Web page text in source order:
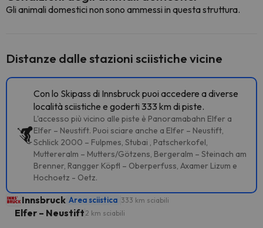
Gli animali domestici non sono ammessi in questa struttura.
Distanze dalle stazioni sciistiche vicine
Con lo Skipass di Innsbruck puoi accedere a diverse
località sciistiche e goderti 333 km di piste.
L'accesso più vicino alle piste è Panoramabahn Elfer a
Elfer – Neustift. Puoi sciare anche a Elfer – Neustift,
Schlick 2000 – Fulpmes, Stubai , Patscherkofel,
Muttereralm – Mutters/Götzens, Bergeralm – Steinach am
Brenner, Rangger Köpfl – Oberperfuss, Axamer Lizum e
Hochoetz - Oetz.
Innsbruck Area sciistica 333 km sciabili
Elfer – Neustift 2 km sciabili